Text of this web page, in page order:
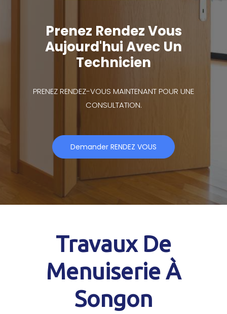
Prenez Rendez Vous
Aujourd'hui Avec Un
Technicien
PRENEZ RENDEZ-VOUS MAINTENANT POUR UNE
CONSULTATION.
Demander RENDEZ VOUS
Travaux De
Menuiserie À
Songon